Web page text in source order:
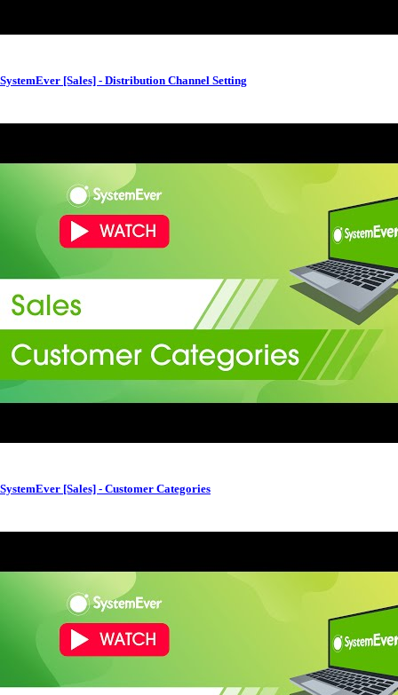
SystemEver [Sales] - Distribution Channel Setting
SystemEver [Sales] - Customer Categories